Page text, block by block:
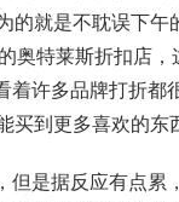
的就是不耽误下
奥特莱斯折扣店
着许多品牌打折
买到更多喜欢的东
但是据反应有点累